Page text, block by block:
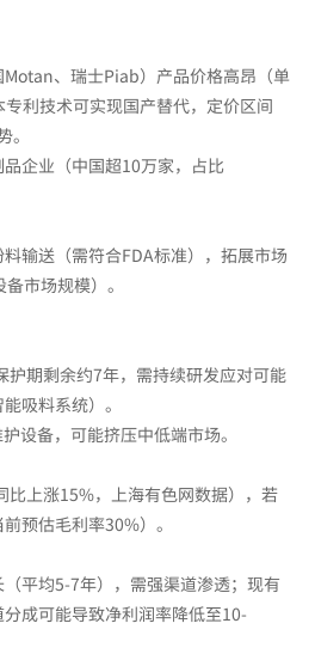
、瑞士Piab）产品价格高昂（单
利技术可实现国产替代，定价区间
企业（中国超10万家，占比
输送（需符合FDA标准），拓展市场
市场规模）。
护期剩余约7年，需持续研发应对可能
吸料系统）。
设备，可能挤压中低端市场。
比上涨15%，上海有色网数据），若
预估毛利率30%）。
平均5-7年），需强渠道渗透；现有
成可能导致净利润率降低至10-